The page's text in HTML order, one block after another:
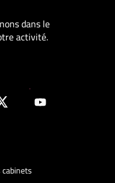
dans le
activité.
cabinets